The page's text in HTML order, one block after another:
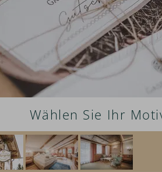
Wählen Sie Ihr